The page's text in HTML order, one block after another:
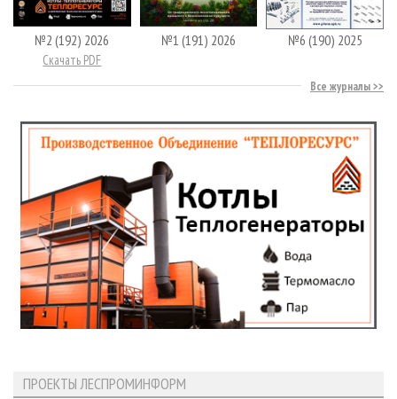
№2 (192) 2026
Скачать PDF
№1 (191) 2026 №6 (190) 2025
Все журналы
ПРОЕКТЫ ЛЕСПРОМИНФОРМ